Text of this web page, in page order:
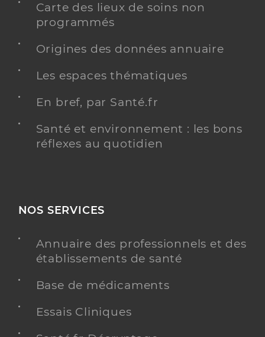
Carte des lieux de soins non
programmés
Origines des données annuaire
Les espaces thématiques
En bref, par Santé.fr
Santé et environnement : les bons
réflexes au quotidien
NOS SERVICES
Annuaire des professionnels et des
établissements de santé
Base de médicaments
Essais Cliniques